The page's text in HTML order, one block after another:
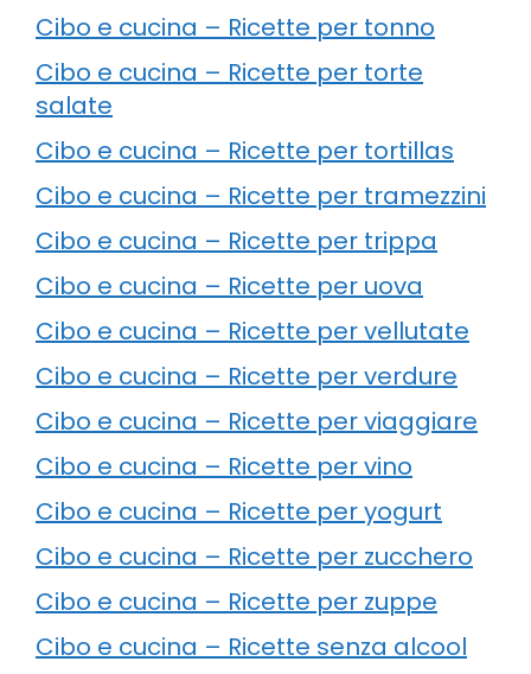
Cibo e cucina – Ricette per tonno
Cibo e cucina – Ricette per torte
salate
Cibo e cucina – Ricette per tortillas
Cibo e cucina – Ricette per tramezzini
Cibo e cucina – Ricette per trippa
Cibo e cucina – Ricette per uova
Cibo e cucina – Ricette per vellutate
Cibo e cucina – Ricette per verdure
Cibo e cucina – Ricette per viaggiare
Cibo e cucina – Ricette per vino
Cibo e cucina – Ricette per yogurt
Cibo e cucina – Ricette per zucchero
Cibo e cucina – Ricette per zuppe
Cibo e cucina – Ricette senza alcool